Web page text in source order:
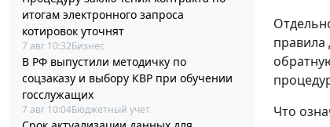
итогам электронного запроса
котировок уточнят
7 авг 10:32Бизнес
В РФ выпустили методичку по
соцзаказу и выбору КВР при обучении
госслужащих
7 авг 10:04Бюджетный учет
правила
Что